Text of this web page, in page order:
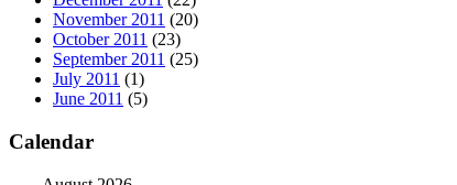
November 2011 (20)
October 2011 (23)
September 2011 (25)
July 2011 (1)
June 2011 (5)
Calendar